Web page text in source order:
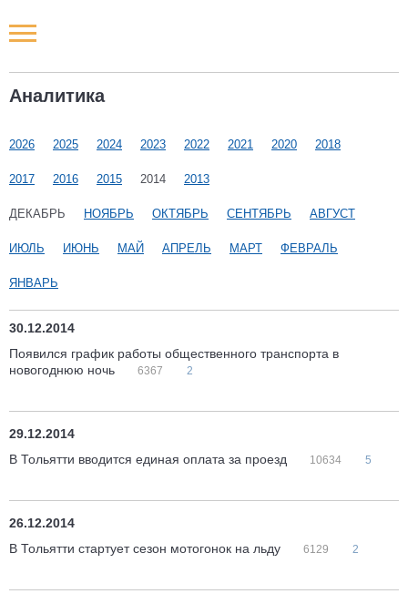
Аналитика
2026 2025 2024 2023 2022 2021 2020 2018
2017 2016 2015 2014 2013
ДЕКАБРЬ НОЯБРЬ ОКТЯБРЬ СЕНТЯБРЬ АВГУСТ
ИЮЛЬ ИЮНЬ МАЙ АПРЕЛЬ МАРТ ФЕВРАЛЬ
ЯНВАРЬ
30.12.2014
Появился график работы общественного транспорта в
новогоднюю ночь
6367 2
29.12.2014
В Тольятти вводится единая оплата за проезд
10634 5
26.12.2014
В Тольятти стартует сезон мотогонок на льду
6129 2
Новости РФ
Наши мероприятия
Статьи